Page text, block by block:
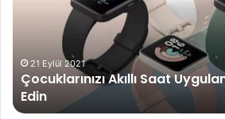
21 Eylül 2021
Çocuklarınızı Akıllı Saat
Edin